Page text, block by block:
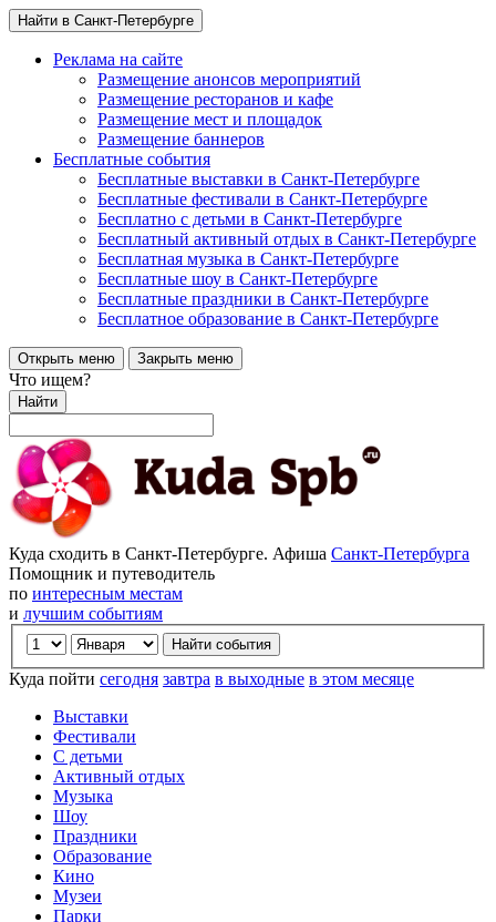
Найти в Санкт-Петербурге
Реклама на сайте
Размещение анонсов мероприятий
Размещение ресторанов и кафе
Размещение мест и площадок
Размещение баннеров
Бесплатные события
Бесплатные выставки в Санкт-Петербурге
Бесплатные фестивали в Санкт-Петербурге
Бесплатно с детьми в Санкт-Петербурге
Бесплатный активный отдых в Санкт-Петербурге
Бесплатная музыка в Санкт-Петербурге
Бесплатные шоу в Санкт-Петербурге
Бесплатные праздники в Санкт-Петербурге
Бесплатное образование в Санкт-Петербурге
Открыть меню Закрыть меню
Что ищем?
Найти
Куда сходить в Санкт-Петербурге. Афиша Санкт-Петербурга
Помощник и путеводитель
по интересным местам
и лучшим событиям
Куда пойти сегодня завтра в выходные в этом месяце
Выставки
Фестивали
С детьми
Активный отдых
Музыка
Шоу
Праздники
Образование
Кино
Музеи
Парки